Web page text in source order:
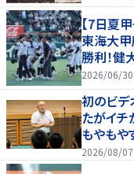
【7日夏
東海大甲
勝利！健
2026/06/
初のビデ
たがイチ
もやもや
2026/08/